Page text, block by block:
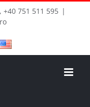
+40 751 511 595 |